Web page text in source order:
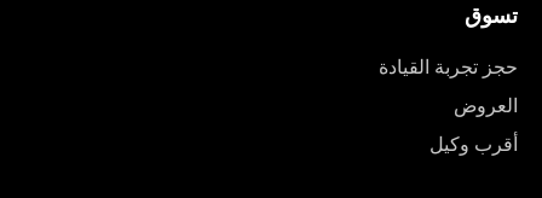
تسوق
حجز تجربة القيادة
العروض
أقرب وكيل